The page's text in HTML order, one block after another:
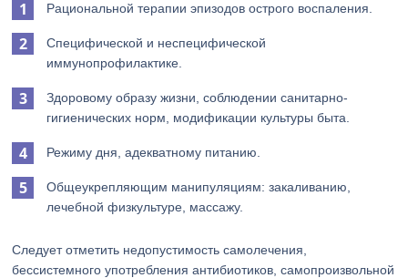
Рациональной терапии эпизодов острого воспаления.
Специфической и неспецифической
иммунопрофилактике.
Здоровому образу жизни, соблюдении санитарно-
гигиенических норм, модификации культуры быта.
Режиму дня, адекватному питанию.
Общеукрепляющим манипуляциям: закаливанию,
лечебной физкультуре, массажу.
Следует отметить недопустимость самолечения,
бессистемного употребления антибиотиков, самопроизвольной